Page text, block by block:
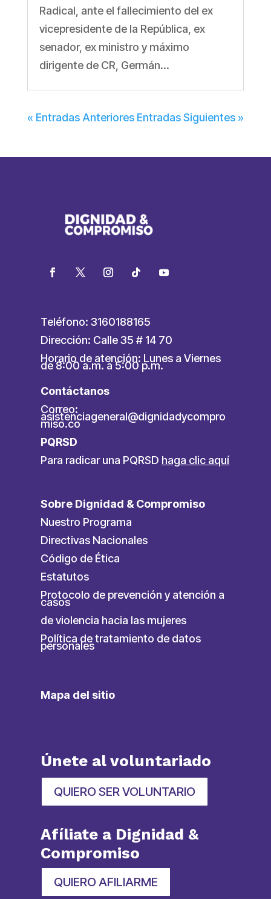
Radical, ante el fallecimiento del ex
vicepresidente de la República, ex
senador, ex ministro y máximo
dirigente de CR, Germán...
« Entradas Anteriores Entradas Siguientes »
Teléfono: 3160188165
Dirección: Calle 35 # 14 70
Horario de atención: Lunes a Viernes
de 8:00 a.m. a 5:00 p.m.
Contáctanos
Correo:
asistenciageneral@dignidadycompro
miso.co
PQRSD
Para radicar una PQRSD haga clic aquí
Sobre Dignidad & Compromiso
Nuestro Programa
Directivas Nacionales
Código de Ética
Estatutos
Protocolo de prevención y atención a
casos
de violencia hacia las mujeres
Política de tratamiento de datos
personales
Mapa del sitio
Únete al voluntariado
QUIERO SER VOLUNTARIO
Afíliate a Dignidad &
Compromiso
QUIERO AFILIARME